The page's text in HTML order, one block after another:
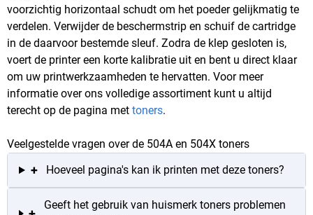
voorzichtig horizontaal schudt om het poeder gelijkmatig te
verdelen. Verwijder de beschermstrip en schuif de cartridge
in de daarvoor bestemde sleuf. Zodra de klep gesloten is,
voert de printer een korte kalibratie uit en bent u direct klaar
om uw printwerkzaamheden te hervatten. Voor meer
informatie over ons volledige assortiment kunt u altijd
terecht op de pagina met toners.
Veelgestelde vragen over de 504A en 504X toners
+ Hoeveel pagina's kan ik printen met deze toners?
Geeft het gebruik van huismerk toners problemen